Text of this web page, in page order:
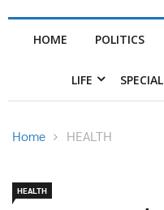
HOME POLITICS
LIFE SPECIAL
Home HEALTH
HEALTH